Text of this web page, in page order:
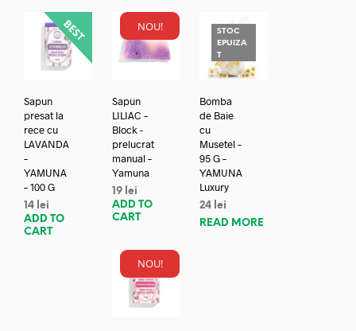
Sapun
presat la
rece cu
LAVANDA
–
YAMUNA
– 100 G
14 lei
ADD TO
CART
NOU!
Sapun
LILIAC –
Block -
prelucrat
manual –
Yamuna
19 lei
ADD TO
CART
STOC
EPUIZA
T
Bomba
de Baie
cu
Musetel –
95 G –
YAMUNA
Luxury
24 lei
READ MORE
NOU!